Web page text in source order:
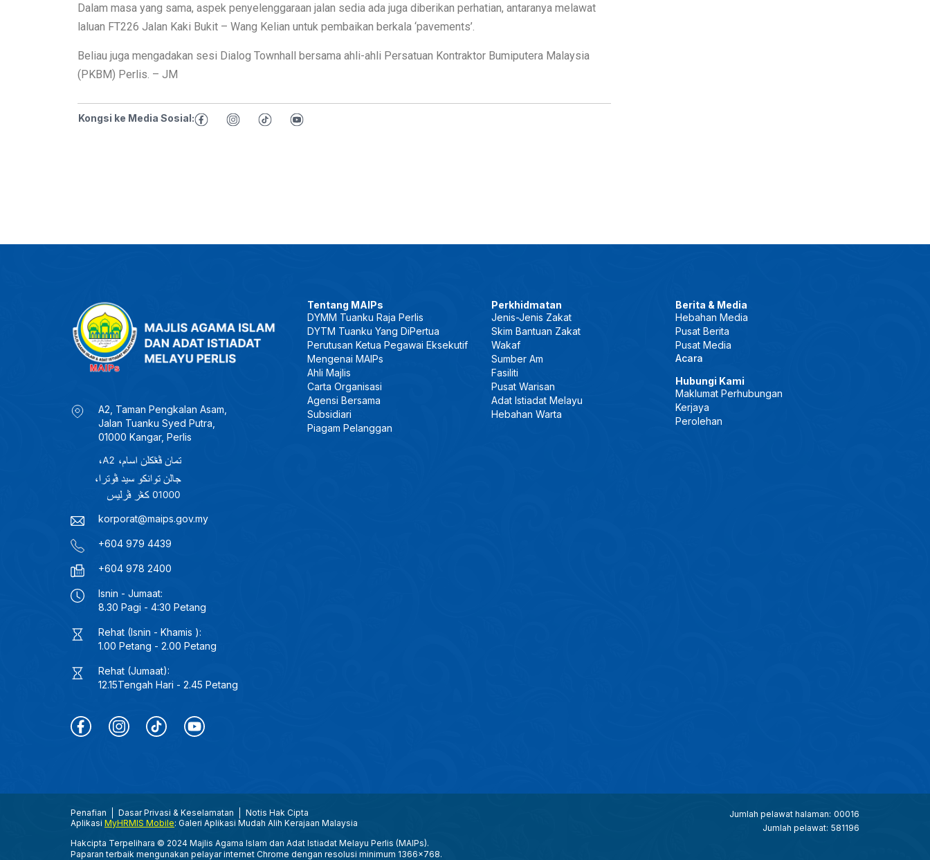
Dalam masa yang sama, aspek penyelenggaraan jalan sedia ada juga diberikan perhatian, antaranya melawat
laluan FT226 Jalan Kaki Bukit – Wang Kelian untuk pembaikan berkala ‘pavements’.
Beliau juga mengadakan sesi Dialog Townhall bersama ahli-ahli Persatuan Kontraktor Bumiputera Malaysia
(PKBM) Perlis. – JM
Kongsi ke Media Sosial:
A2, Taman Pengkalan Asam,
Jalan Tuanku Syed Putra,
01000 Kangar, Perlis
korporat@maips.gov.my
+604 979 4439
+604 978 2400
Isnin - Jumaat:
8.30 Pagi - 4:30 Petang
Rehat (Isnin - Khamis ):
1.00 Petang - 2.00 Petang
Rehat (Jumaat):
12.15Tengah Hari - 2.45 Petang
Tentang MAIPs
DYMM Tuanku Raja Perlis
DYTM Tuanku Yang DiPertua
Perutusan Ketua Pegawai Eksekutif
Mengenai MAIPs
Ahli Majlis
Carta Organisasi
Agensi Bersama
Subsidiari
Piagam Pelanggan
Perkhidmatan
Jenis-Jenis Zakat
Skim Bantuan Zakat
Wakaf
Sumber Am
Fasiliti
Pusat Warisan
Adat Istiadat Melayu
Hebahan Warta
Berita & Media
Hebahan Media
Pusat Berita
Pusat Media
Acara
Hubungi Kami
Maklumat Perhubungan
Kerjaya
Perolehan
Penafian Dasar Privasi & Keselamatan
Notis Hak Cipta
Aplikasi MyHRMIS Mobile: Galeri Aplikasi Mudah Alih Kerajaan Malaysia
Hakcipta Terpelihara © 2024 Majlis Agama Islam dan Adat Istiadat Melayu Perlis (MAIPs).
Paparan terbaik mengunakan pelayar internet Chrome dengan resolusi minimum 1366x768.
Jumlah pelawat halaman: 00016
Jumlah pelawat: 581196